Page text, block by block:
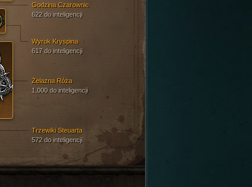
Trzewiki Steuarta
572 do inteligencji
Żelazna Róża
1,000 do inteligencji
Godzina Czarownic
622 do inteligencji
Wyrok Kryspina
617 do inteligencji